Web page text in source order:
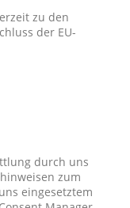
zu den
der EU-
durch uns
zum
eingesetztem